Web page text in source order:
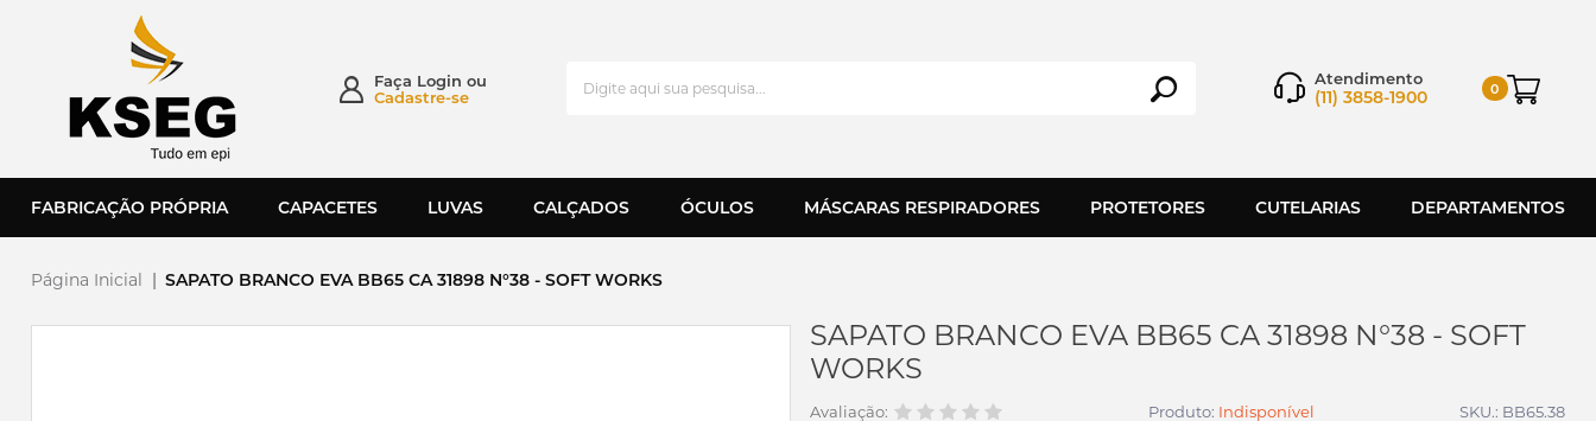
Faça Login ou
Cadastre-se
Atendimento
(11) 3858-1900 0
FABRICAÇÃO PRÓPRIA CAPACETES LUVAS CALÇADOS ÓCULOS MÁSCARAS RESPIRADORES PROTETORES CUTELARIAS DEPARTAMENTOS
Página Inicial | SAPATO BRANCO EVA BB65 CA 31898 N°38 - SOFT WORKS
SAPATO BRANCO EVA BB65 CA 31898 N°38 - SOFT
WORKS
Avaliação: Produto: Indisponível SKU.: BB65.38